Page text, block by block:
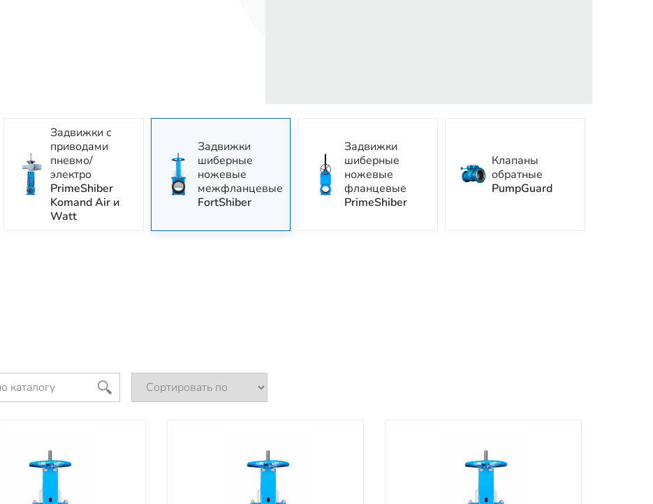
Задвижки с
приводами
пневмо/
электро
PrimeShiber
Komand Air и
Watt
Задвижки
шиберные
ножевые
межфланцевые
FortShiber
Задвижки
шиберные
ножевые
фланцевые
PrimeShiber
Клапаны
обратные
PumpGuard